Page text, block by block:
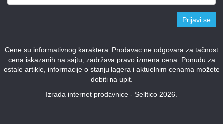
Prijavi se
Cene su informativnog karaktera. Prodavac ne odgovara za tačnost
cena iskazanih na sajtu, zadržava pravo izmena cena. Ponudu za
ostale artikle, informacije o stanju lagera i aktuelnim cenama možete
dobiti na upit.
Izrada internet prodavnice - Selltico 2026.